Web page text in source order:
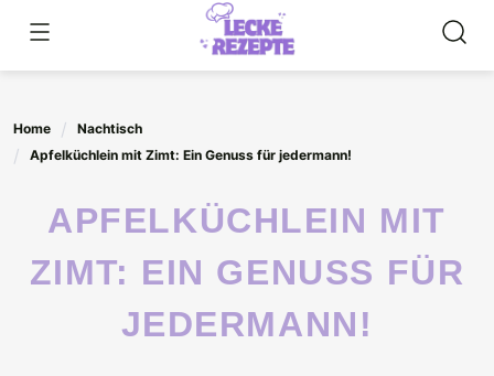
content
Home
Nachtisch
Apfelküchlein mit Zimt: Ein Genuss für jedermann!
APFELKÜCHLEIN MIT
ZIMT: EIN GENUSS FÜR
JEDERMANN!